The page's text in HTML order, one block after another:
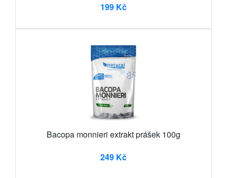
199 Kč
Bacopa monnieri extrakt prášek 100g
249 Kč